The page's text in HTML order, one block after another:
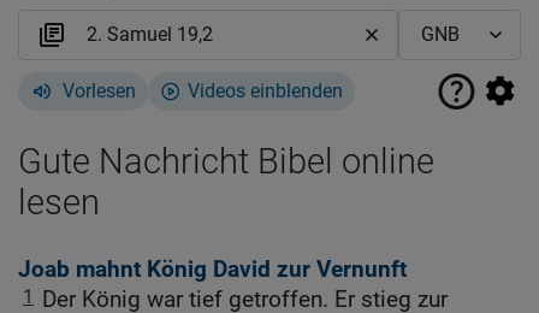
Vorlesen Videos einblenden
Gute Nachricht Bibel online
lesen
Joab mahnt König David zur Vernunft
1
Der König war tief getroffen. Er stieg zur